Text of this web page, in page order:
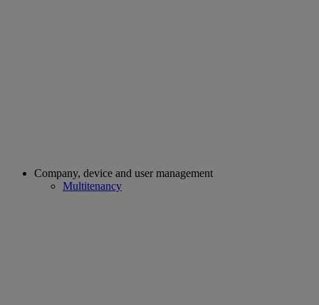
Company, device and user management
Multitenancy